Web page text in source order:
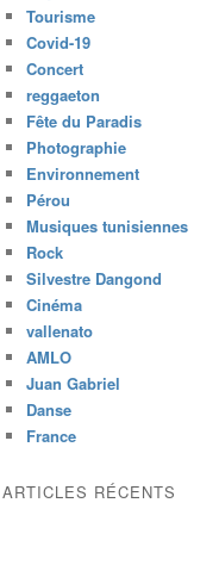
Tourisme
Covid-19
Concert
reggaeton
Fête du Paradis
Photographie
Environnement
Pérou
Musiques tunisiennes
Rock
Silvestre Dangond
Cinéma
vallenato
AMLO
Juan Gabriel
Danse
France
ARTICLES RÉCENTS